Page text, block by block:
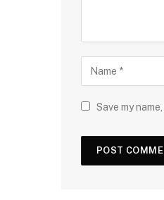
Save my